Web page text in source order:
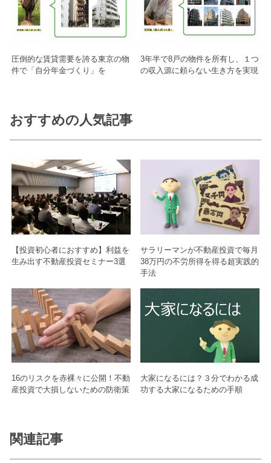
圧倒的な賃貸需要を誇る東京の物
件で「自分年金づくり」を
3年半で8戸の物件を所有し、１つ
の収入源に頼らない生き方を実現
おすすめの人気記事
【投資初心者におすすめ】利益を
生み出す不動産投資セミナー3選
サラリーマンが不動産投資で毎月
38万円の不労所得を得る超実践的
手法
16のリスクを赤裸々に公開！不動
産投資で大損しないための防衛策
大家になるには？３分でわかる成
功する大家になるための手順
関連記事